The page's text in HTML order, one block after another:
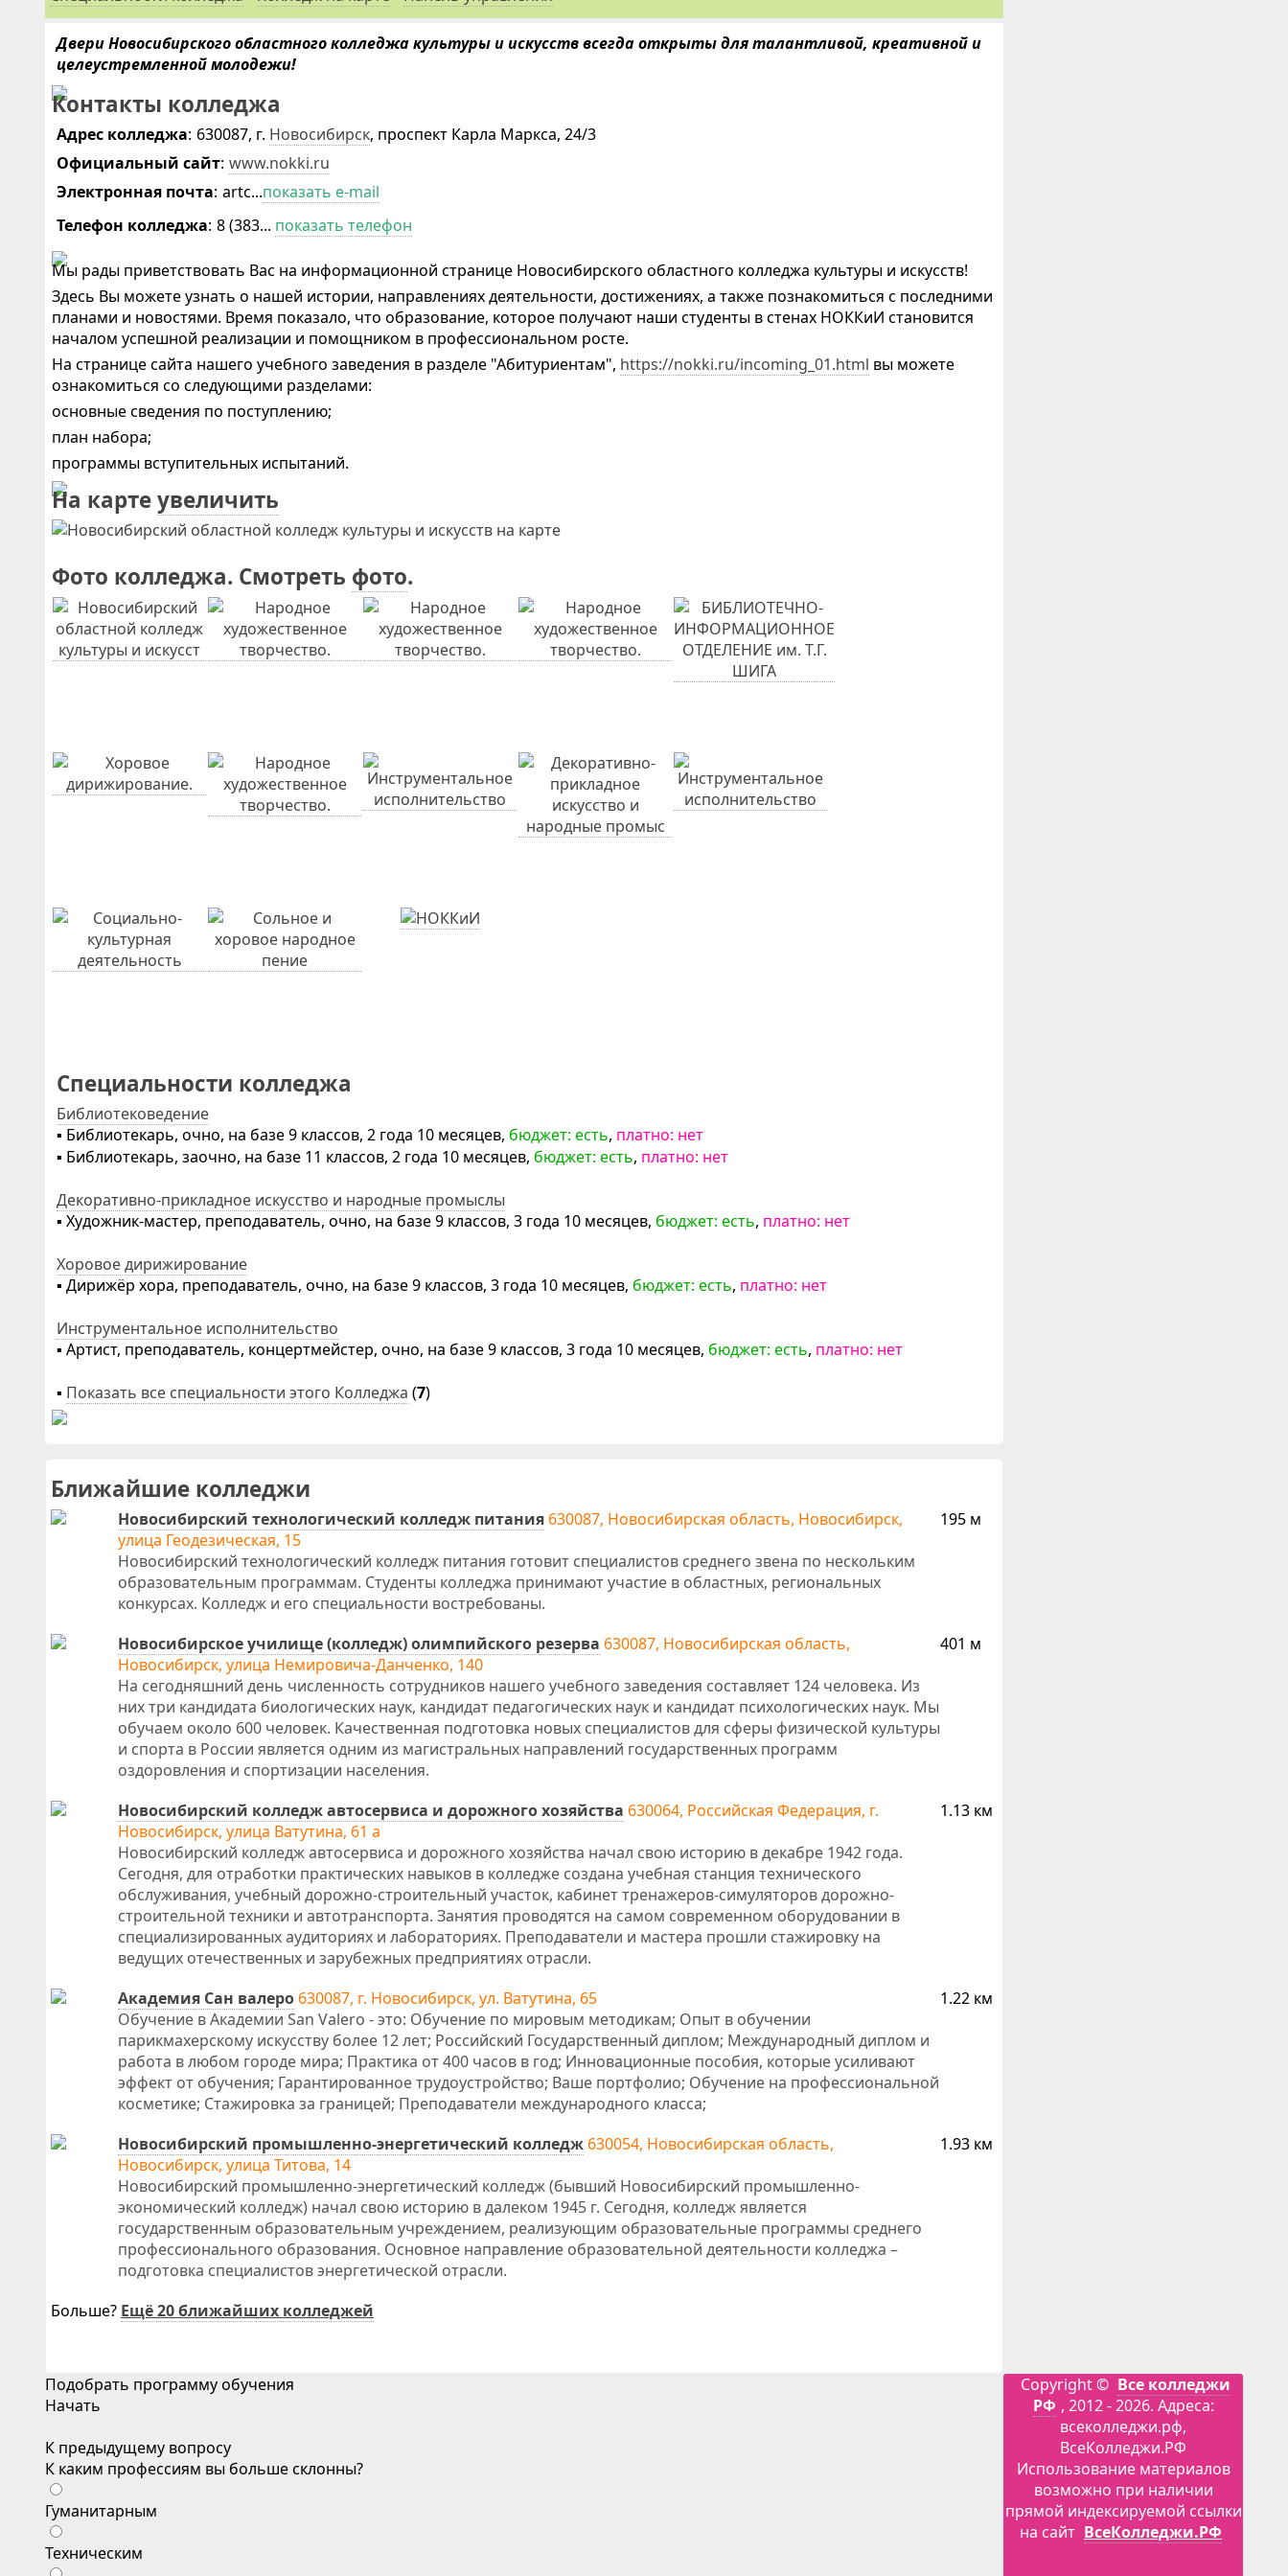
Двери Новосибирского областного колледжа культуры и искусств всегда открыты для талантливой, креативной и
целеустремленной молодежи!
Контакты колледжа
Адрес колледжа: 630087, г. Новосибирск, проспект Карла Маркса, 24/3
Официальный сайт: www.nokki.ru
Электронная почта: artc...показать e-mail
Телефон колледжа: 8 (383... показать телефон
Мы рады приветствовать Вас на информационной странице Новосибирского областного колледжа культуры и искусств!
Здесь Вы можете узнать о нашей истории, направлениях деятельности, достижениях, а также познакомиться с последними
планами и новостями. Время показало, что образование, которое получают наши студенты в стенах НОККиИ становится
началом успешной реализации и помощником в профессиональном росте.
На странице сайта нашего учебного заведения в разделе "Абитуриентам", https://nokki.ru/incoming_01.html вы можете
ознакомиться со следующими разделами:
основные сведения по поступлению;
план набора;
программы вступительных испытаний.
На картеувеличить
Фото колледжа. Смотреть фото.
Специальности колледжа
Библиотековедение
▪ Библиотекарь, очно, на базе 9 классов, 2 года 10 месяцев, бюджет: есть, платно: нет
▪ Библиотекарь, заочно, на базе 11 классов, 2 года 10 месяцев, бюджет: есть, платно: нет
Декоративно-прикладное искусство и народные промыслы
▪ Художник-мастер, преподаватель, очно, на базе 9 классов, 3 года 10 месяцев, бюджет: есть, платно: нет
Хоровое дирижирование
▪ Дирижёр хора, преподаватель, очно, на базе 9 классов, 3 года 10 месяцев, бюджет: есть, платно: нет
Инструментальное исполнительство
▪ Артист, преподаватель, концертмейстер, очно, на базе 9 классов, 3 года 10 месяцев, бюджет: есть, платно: нет
▪ Показать все специальности этого Колледжа (7)
Ближайшие колледжи
Новосибирский технологический колледж питания 630087, Новосибирская область, Новосибирск,
улица Геодезическая, 15
Новосибирский технологический колледж питания готовит специалистов среднего звена по нескольким
образовательным программам. Студенты колледжа принимают участие в областных, региональных
конкурсах. Колледж и его специальности востребованы.
195 м
Новосибирское училище (колледж) олимпийского резерва 630087, Новосибирская область,
Новосибирск, улица Немировича-Данченко, 140
На сегодняшний день численность сотрудников нашего учебного заведения составляет 124 человека. Из
них три кандидата биологических наук, кандидат педагогических наук и кандидат психологических наук. Мы
обучаем около 600 человек. Качественная подготовка новых специалистов для сферы физической культуры
и спорта в России является одним из магистральных направлений государственных программ
оздоровления и спортизации населения.
401 м
Новосибирский колледж автосервиса и дорожного хозяйства 630064, Российская Федерация, г.
Новосибирск, улица Ватутина, 61 а
Новосибирский колледж автосервиса и дорожного хозяйства начал свою историю в декабре 1942 года.
Сегодня, для отработки практических навыков в колледже создана учебная станция технического
обслуживания, учебный дорожно-строительный участок, кабинет тренажеров-симуляторов дорожно-
строительной техники и автотранспорта. Занятия проводятся на самом современном оборудовании в
специализированных аудиториях и лабораториях. Преподаватели и мастера прошли стажировку на
ведущих отечественных и зарубежных предприятиях отрасли.
1.13 км
Академия Сан валеро 630087, г. Новосибирск, ул. Ватутина, 65
Обучение в Академии San Valero - это: Обучение по мировым методикам; Опыт в обучении
парикмахерскому искусству более 12 лет; Российский Государственный диплом; Международный диплом и
работа в любом городе мира; Практика от 400 часов в год; Инновационные пособия, которые усиливают
эффект от обучения; Гарантированное трудоустройство; Ваше портфолио; Обучение на профессиональной
косметике; Стажировка за границей; Преподаватели международного класса;
1.22 км
Новосибирский промышленно-энергетический колледж 630054, Новосибирская область,
Новосибирск, улица Титова, 14
Новосибирский промышленно-энергетический колледж (бывший Новосибирский промышленно-
экономический колледж) начал свою историю в далеком 1945 г. Сегодня, колледж является
государственным образовательным учреждением, реализующим образовательные программы среднего
профессионального образования. Основное направление образовательной деятельности колледжа –
подготовка специалистов энергетической отрасли.
1.93 км
Больше? Ещё 20 ближайших колледжей
Подобрать программу обучения
Начать
К предыдущему вопросу
К каким профессиям вы больше склонны?
Гуманитарным
Техническим
Copyright © Все колледжи
РФ , 2012 - 2026. Адреса:
всеколледжи.рф,
ВсеКолледжи.РФ
Использование материалов
возможно при наличии
прямой индексируемой ссылки
на сайт ВсеКолледжи.РФ